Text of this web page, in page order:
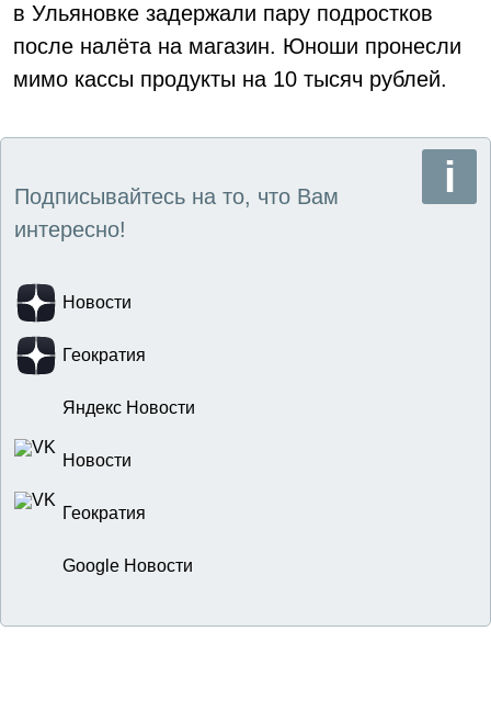
в Ульяновке задержали пару подростков
после налёта на магазин. Юноши пронесли
мимо кассы продукты на 10 тысяч рублей.
Подписывайтесь на то, что Вам
интересно!
Новости
Геократия
Яндекс Новости
Новости
Геократия
Google Новости